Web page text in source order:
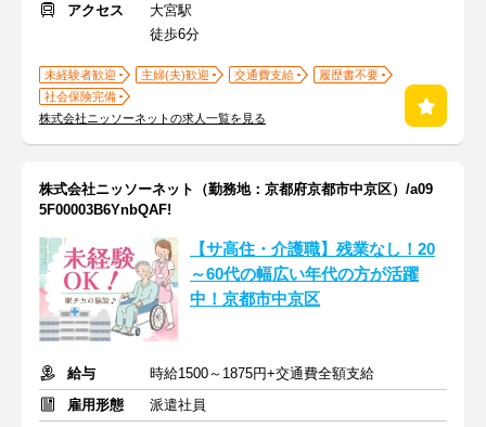
アクセス
大宮駅
徒歩6分
未経験者歓迎 主婦(夫)歓迎 交通費支給
履歴書不要
社会保険完備
株式会社ニッソーネットの求人一覧を見る
株式会社ニッソーネット（勤務地：京都府京都市中京区）/a09
5F00003B6YnbQAF!
【サ高住・介護職】残業なし！20
～60代の幅広い年代の方が活躍
中！京都市中京区
給与
時給1500～1875円+交通費全額支給
雇用形態
派遣社員